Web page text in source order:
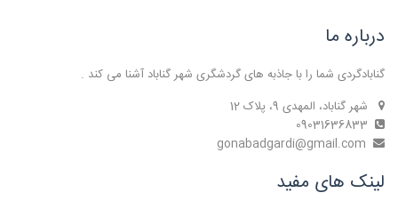
درباره ما
گنابادگردی شما را با جاذبه های گردشگری شهر گناباد آشنا می کند .
شهر گناباد، المهدی 9، پلاک 12
لینک های مفید